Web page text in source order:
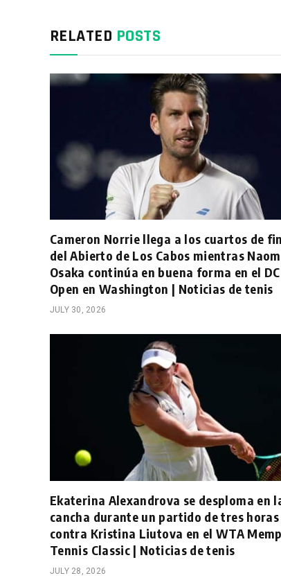
RELATED POSTS
Cameron Norrie llega a los cuartos de
del Abierto de Los Cabos mientras
Osaka continúa en buena forma en el DC
Open en Washington | Noticias de tenis
JULY 30, 2026
Ekaterina Alexandrova se desploma en
cancha durante un partido de tres horas
contra Kristina Liutova en el WTA
Tennis Classic | Noticias de tenis
JULY 28, 2026